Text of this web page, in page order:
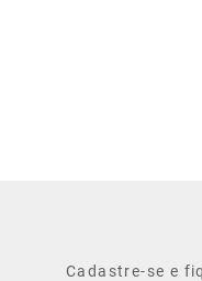
Cadastre-se e